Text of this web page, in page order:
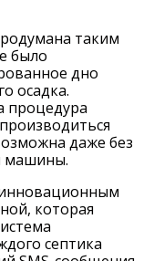
таким
было
дно
осадка.
процедура
даже без
машины.
которая
септика